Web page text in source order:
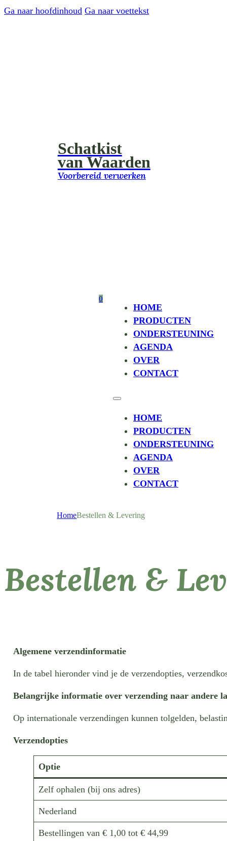
Ga naar hoofdinhoud Ga naar voettekst
Schatkist
van Waarden
Voorbereid verwerken
HOME
PRODUCTEN
ONDERSTEUNING
AGENDA
OVER
CONTACT
HOME
PRODUCTEN
ONDERSTEUNING
AGENDA
OVER
CONTACT
0
HomeBestellen & Levering
Bestellen &
Algemene verzendinformatie
In de tabel hieronder vind je de verzendopties,
Belangrijke informatie over verzending naar andere
Op internationale verzendingen kunnen tolgelden,
Verzendopties
Optie
Zelf ophalen (bij ons adres)
Nederland
Bestellingen van ‪€ 1,00 tot ‪€ 44,99